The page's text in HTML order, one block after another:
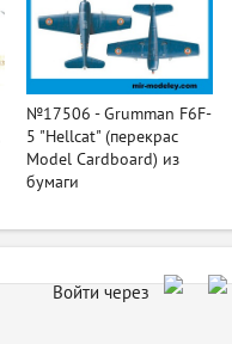
№17506 - Grumman F6F-
5 "Hellcat" (перекрас
Model Cardboard) из
бумаги